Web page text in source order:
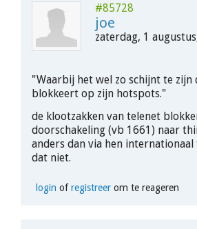
#85728
joe
zaterdag, 1
"Waarbij het wel zo schijnt te
blokkeert op zijn hotspots."
de klootzakken van telenet
doorschakeling (vb 1661) naar
anders dan via hen
dat niet.
login ofregistreerom te reageren